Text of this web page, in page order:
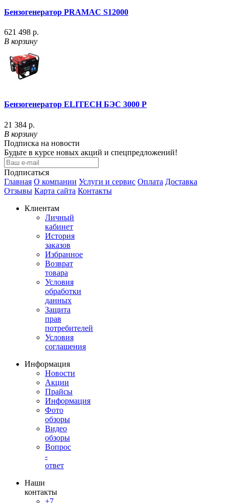
Бензогенератор PRAMAC S12000
621 498 р.
В корзину
Бензогенератор ELITECH БЭС 3000 P
21 384 р.
В корзину
Подписка на новости
Будьте в курсе новых акций и спецпредложений!
Подписаться
Главная О компании Услуги и сервис Оплата Доставка
Отзывы Карта сайта Контакты
Клиентам
Личный
кабинет
История
заказов
Избранное
Возврат
товара
Условия
обработки
данных
Защита
прав
потребителей
Условия
соглашения
Информация
Новости
Акции
Прайсы
Информация
Фото
обзоры
Видео
обзоры
Вопрос
-
ответ
Наши
контакты
+7